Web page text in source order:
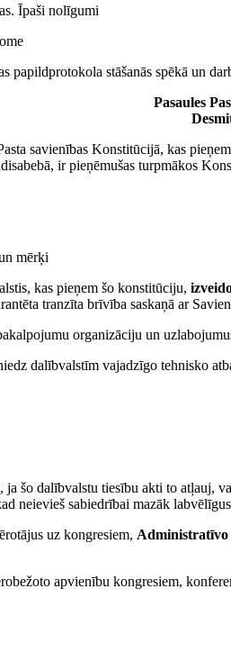
Īpaši nolīgumi
papildprotokola stāšanās spēkā un
Pasaules
savienības Konstitūcijā, kas
ir pieņēmušas turpmākos
mērķi
kas pieņem šo konstitūciju,
tranzīta brīvība saskaņā ar
organizāciju un
dalībvalstīm vajadzīgo tehnisko
šo dalībvalstu tiesību akti to atļauj,
neievieš sabiedrībai mazāk
uz kongresiem, Administratīvo
apvienību kongresiem,